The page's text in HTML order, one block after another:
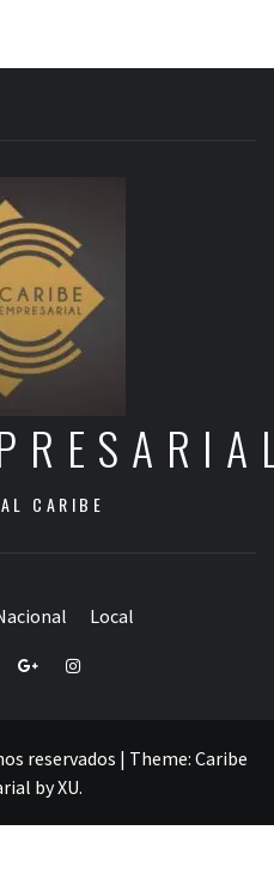
CARIBE
Local
Google+Instagram
reservados | Theme: Caribe
byXU.